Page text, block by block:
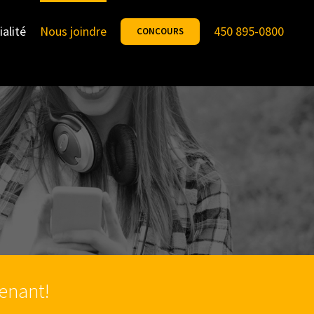
Nous joindre CONCOURS 450 895-0800